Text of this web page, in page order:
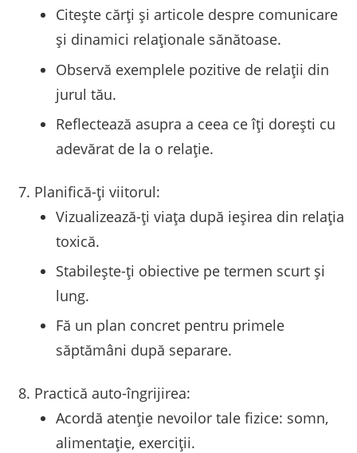
Citește cărți și articole despre comunicare
și dinamici relaționale sănătoase.
Observă exemplele pozitive de relații din
jurul tău.
Reflectează asupra a ceea ce îți dorești cu
adevărat de la o relație.
Planifică-ți viitorul:
Vizualizează-ți viața după ieșirea din relația
toxică.
Stabilește-ți obiective pe termen scurt și
lung.
Fă un plan concret pentru primele
săptămâni după separare.
Practică auto-îngrijirea:
Acordă atenție nevoilor tale fizice: somn,
alimentație, exerciții.